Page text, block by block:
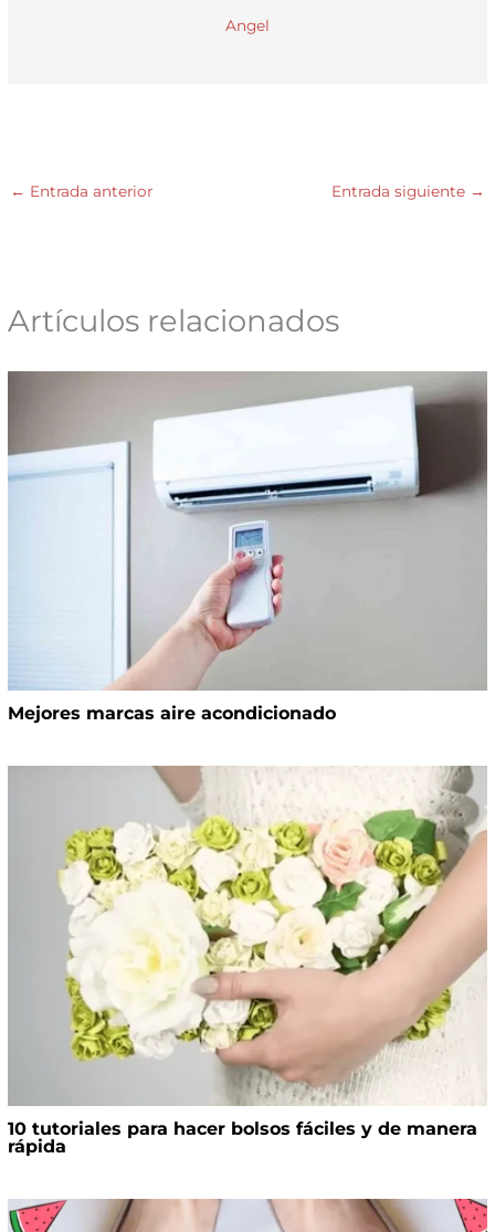
Angel
← Entrada anterior Entrada siguiente →
Artículos relacionados
Mejores marcas aire acondicionado
10 tutoriales para hacer bolsos fáciles y de manera
rápida